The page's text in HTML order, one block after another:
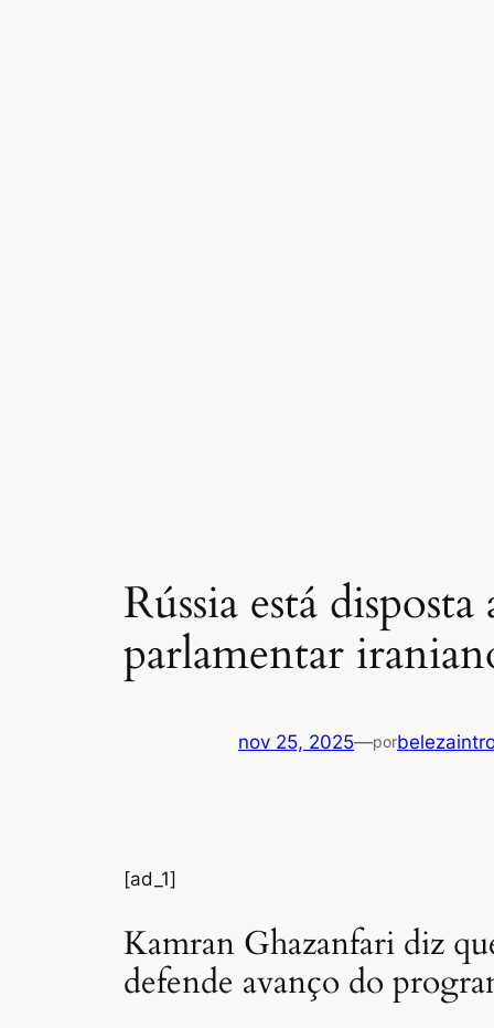
Rússia está
parlamentar
nov 25, 2025—por
[ad_1]
Kamran Ghazanfari diz
defende avanço do